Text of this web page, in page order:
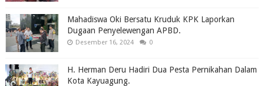
Mahadiswa Oki Bersatu Kruduk KPK Laporkan
Dugaan Penyelewengan APBD.
Desember 16, 2024 0
H. Herman Deru Hadiri Dua Pesta Pernikahan Dalam
Kota Kayuagung.